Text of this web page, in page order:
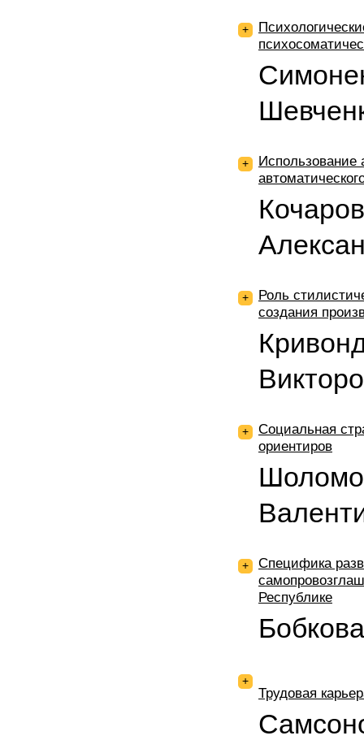
+
+
Использование
+
Роль
создания
+
Социальная
ориентиров
+
Специфика
Республике
+
Трудовая